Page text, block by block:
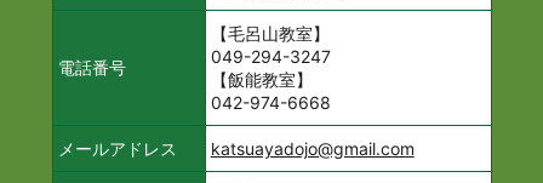
電話番号
【毛呂山教室】
049-294-3247
【飯能教室】
042-974-6668
メールアドレス katsuayadojo@gmail.com